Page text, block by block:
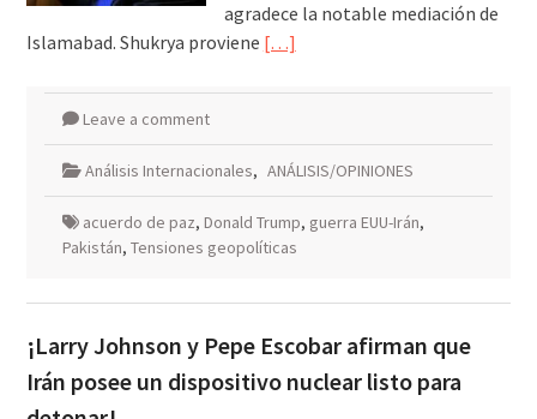
agradece la notable mediación de
Islamabad. Shukrya proviene […]
Leave a comment
Análisis Internacionales, ANÁLISIS/OPINIONES
acuerdo de paz, Donald Trump, guerra EUU-Irán,
Pakistán, Tensiones geopolíticas
¡Larry Johnson y Pepe Escobar afirman que
Irán posee un dispositivo nuclear listo para